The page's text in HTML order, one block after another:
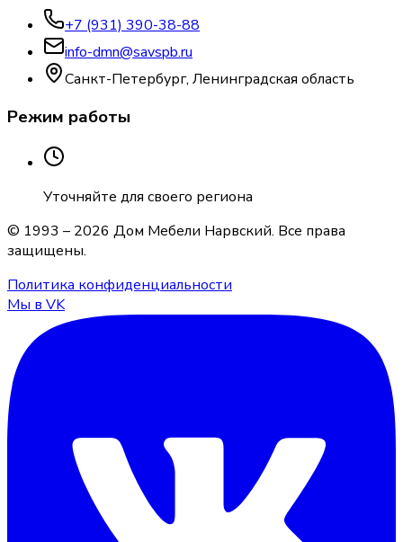
+7 (931) 390-38-88
info-dmn@savspb.ru
Санкт-Петербург, Ленинградская область
Режим работы
Уточняйте для своего региона
© 1993 – 2026 Дом Мебели Нарвский. Все права
защищены.
Политика конфиденциальности
Мы в VK